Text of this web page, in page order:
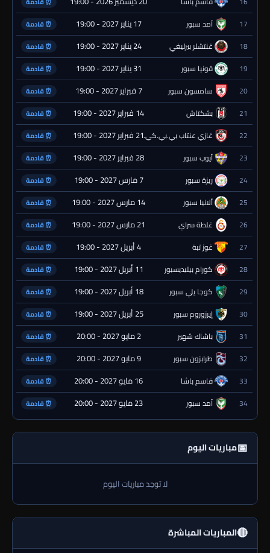
17 آمد سبور 17 يناير 2027 - 19:00 ⏰ قادمة
18 غنتشلر بيرليغي 24 يناير 2027 - 19:00 ⏰ قادمة
19 قونيا سبور 31 يناير 2027 - 19:00 ⏰ قادمة
20 سامسون سبور 7 فبراير 2027 - 19:00 ⏰ قادمة
21 بشكتاش 14 فبراير 2027 - 19:00 ⏰ قادمة
22 غازي عنتاب بي.بي.كي.21 فبراير 2027 - 19:00 ⏰ قادمة
23 أيوب سبور 28 فبراير 2027 - 19:00 ⏰ قادمة
24 ريزة سبور 7 مارس 2027 - 19:00 ⏰ قادمة
25 ألانيا سبور 14 مارس 2027 - 19:00 ⏰ قادمة
26 غلطة سراي 21 مارس 2027 - 19:00 ⏰ قادمة
27 غوز تبة 4 أبريل 2027 - 19:00 ⏰ قادمة
28 كورام بيليديسبور 11 أبريل 2027 - 19:00 ⏰ قادمة
29 كوجا يلي سبور 18 أبريل 2027 - 19:00 ⏰ قادمة
30 إيرزوروم سبور 25 أبريل 2027 - 19:00 ⏰ قادمة
31 باشاك شهير 2 مايو 2027 - 20:00 ⏰ قادمة
32 طرابزون سبور 9 مايو 2027 - 20:00 ⏰ قادمة
33 قاسم باشا 16 مايو 2027 - 20:00 ⏰ قادمة
34 آمد سبور 23 مايو 2027 - 20:00 ⏰ قادمة
📅مباريات اليوم
لا توجد مباريات اليوم
🔴المباريات المباشرة